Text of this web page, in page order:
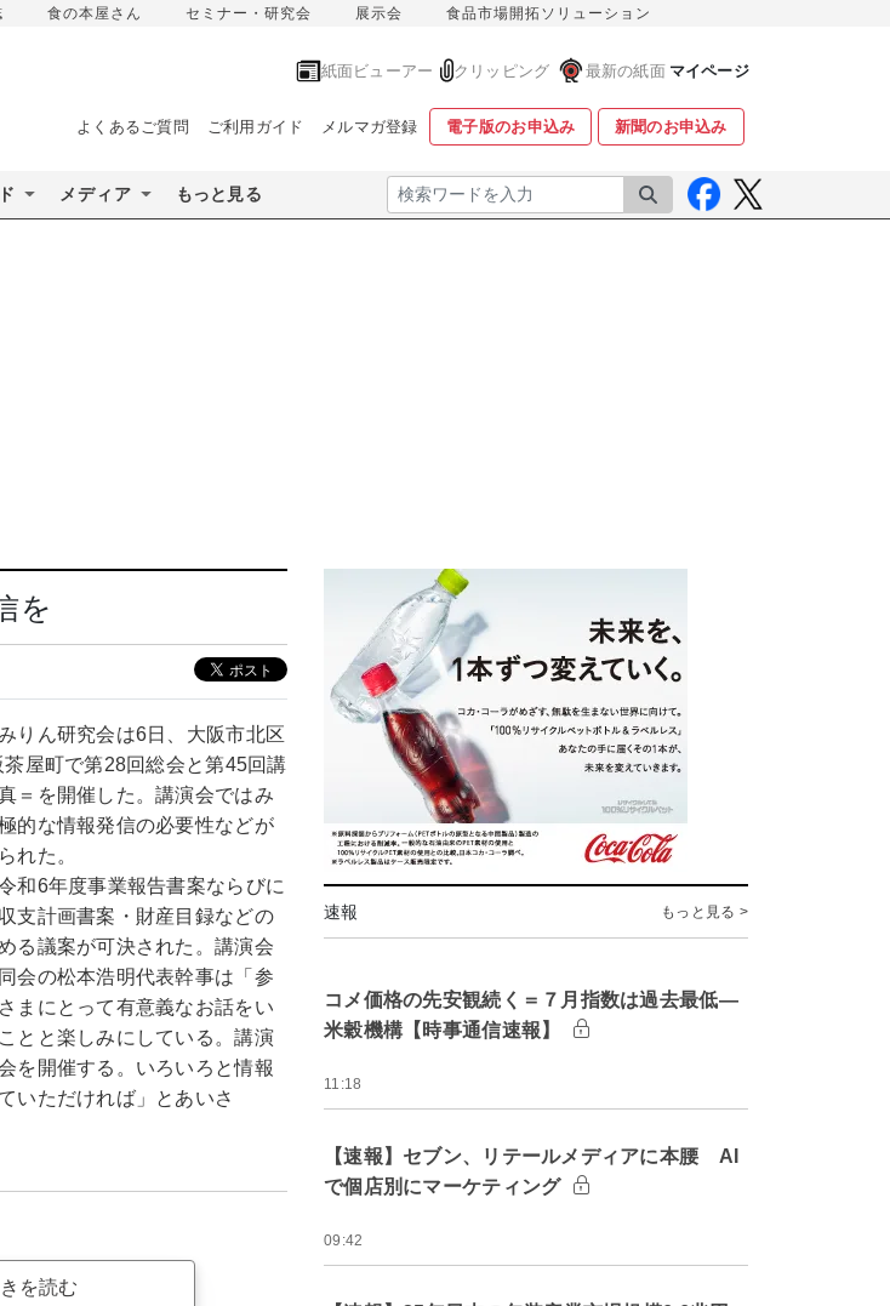
食の本屋さん セミナー・研究会 展示会 食品市場開拓ソリューション
紙面ビューアー クリッピング 最新の紙面 マイページ
よくあるご質問 ご利用ガイド メルマガ登録 電子版のお申込み 新聞のお申込み
メディア もっと見る 検索
を
みりん研究会は6日、大阪市北区
屋町で第28回総会と第45回講
＝を開催した。講演会ではみ
的な情報発信の必要性などが
れた。
和6年度事業報告書案ならびに
支計画書案・財産目録などの
る議案が可決された。講演会
会の松本浩明代表幹事は「参
まにとって有意義なお話をい
とと楽しみにしている。講演
を開催する。いろいろと情報
いただければ」とあいさ
を読む
速報 もっと見る >
コメ価格の先安観続く＝７月指数は過去最低―
米穀機構【時事通信速報】
11:18
【速報】セブン、リテールメディアに本腰 AI
で個店別にマーケティング
09:42